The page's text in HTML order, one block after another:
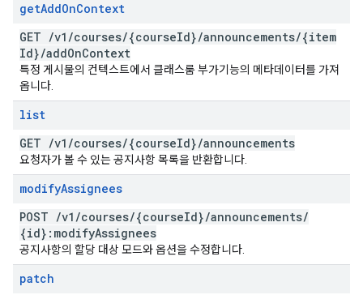
getAddOnContext
GET /v1 /courses/{courseId}/announcements/{item
Id}/addOnContext
특정 게시물의 컨텍스트에서 클래스룸 부가기능의 메타데이터를 가져
옵니다.
list
GET /v1 /courses/{courseId}/announcements
요청자가 볼 수 있는 공지사항 목록을 반환합니다.
modifyAssignees
POST /v1 /courses/{courseId}/announcements/
{id}:modifyAssignees
공지사항의 할당 대상 모드와 옵션을 수정합니다.
patch